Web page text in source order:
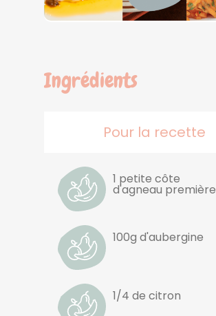
Ingrédients
Pour la recette
1 petite côte
d'agneau première
100g d'aubergine
1/4 de citron